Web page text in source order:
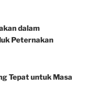
dalam
Peternakan
Tepat untuk Masa